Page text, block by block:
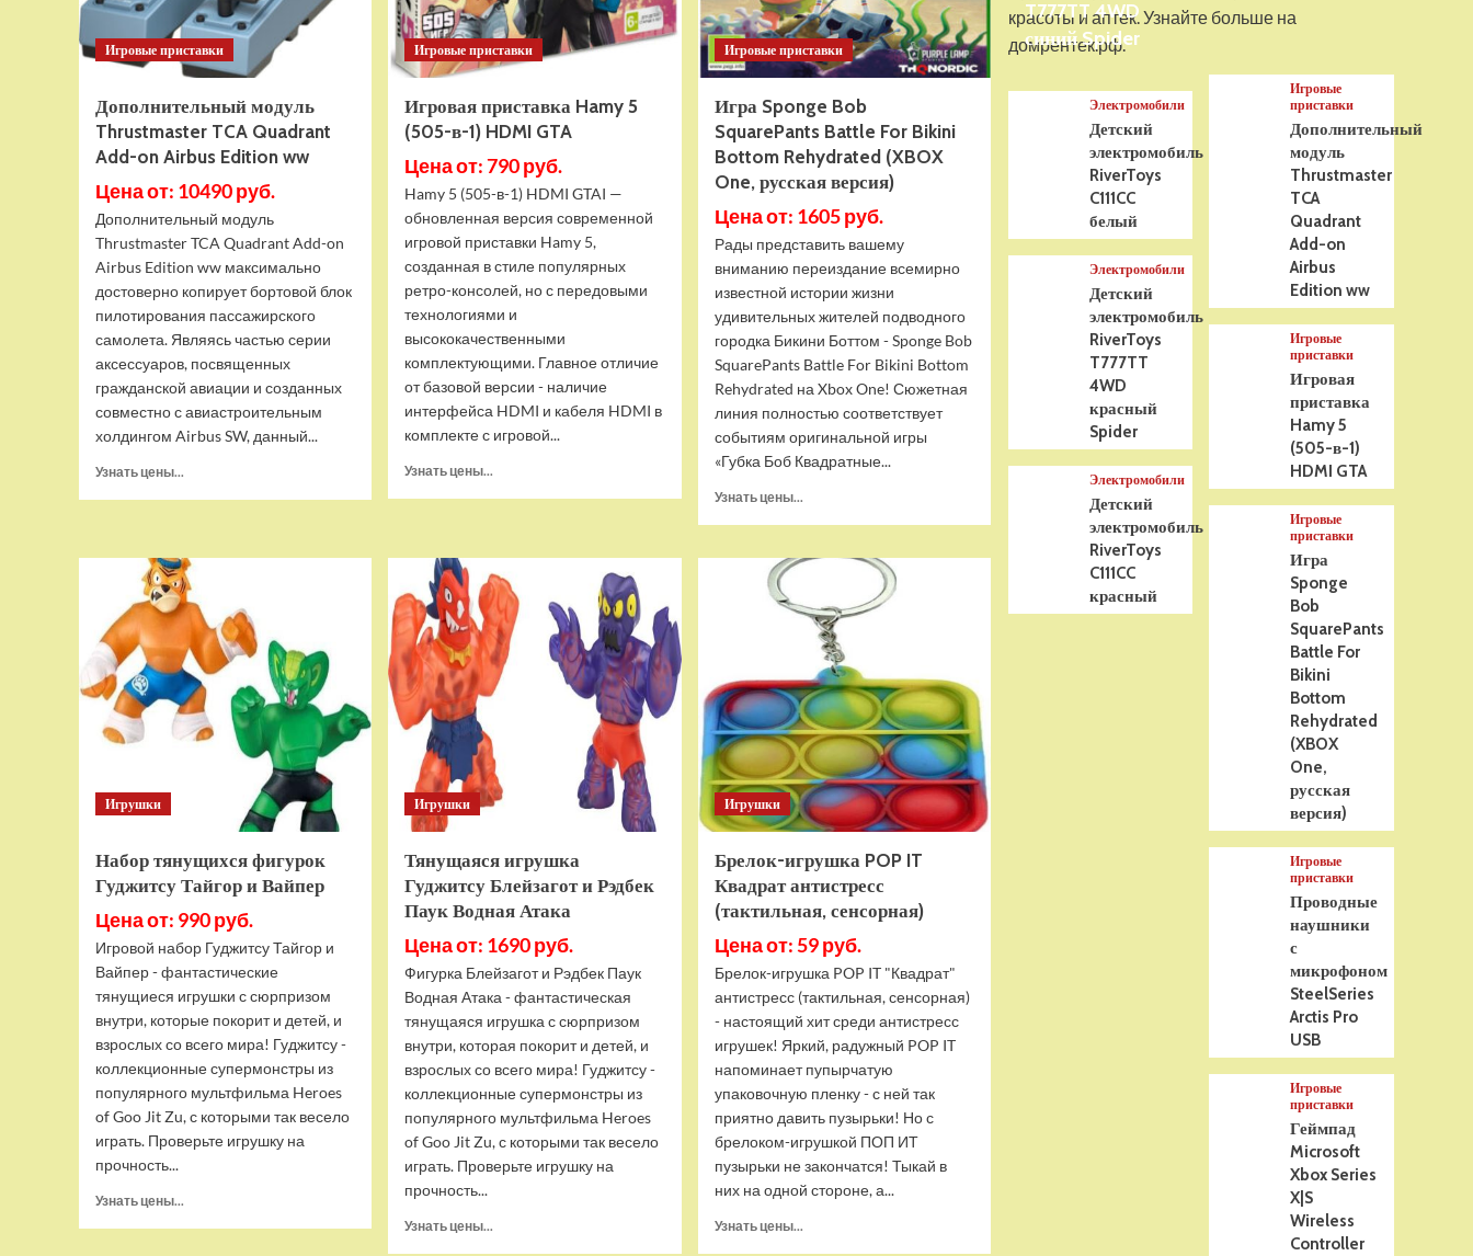
5
На радиоуправлении
(Германия) HC (для ИК
танкового боя) V3 2.4G
RTR, TG3848-1HC-IR3.0
Игровые приставки
Дополнительный модуль
Thrustmaster TCA Quadrant
Add-on Airbus Edition ww
Цена от: 10490 руб.
Дополнительный модуль
Thrustmaster TCA Quadrant Add-on
Airbus Edition ww максимально
достоверно копирует бортовой блок
пилотирования пассажирского
самолета. Являясь частью серии
аксессуаров, посвященных
гражданской авиации и созданных
совместно с авиастроительным
холдингом Airbus SW, данный...
Узнать цены...
Thrustmaster
TCA
Quadrant
Add-
on
Airbus
Edition
ww
Игровые приставки
Игровая приставка Hamy 5
(505-в-1) HDMI GTA
Цена от: 790 руб.
Hamy 5 (505-в-1) HDMI GTAI —
обновленная версия современной
игровой приставки Hamy 5,
созданная в стиле популярных
ретро-консолей, но с передовыми
технологиями и
высококачественными
комплектующими. Главное отличие
от базовой версии - наличие
интерфейса HDMI и кабеля HDMI в
комплекте с игровой...
Узнать цены...
Hamy
5
(505-
в-1)
HDMI
GTA
Игровые приставки
Игра Sponge Bob
SquarePants Battle For Bikini
Bottom Rehydrated (XBOX
One, русская версия)
Цена от: 1605 руб.
Рады представить вашему
вниманию переиздание всемирно
известной истории жизни
удивительных жителей подводного
городка Бикини Боттом - Sponge Bob
SquarePants Battle For Bikini Bottom
Rehydrated на Xbox One! Сюжетная
линия полностью соответствует
событиям оригинальной игры
«Губка Боб Квадратные...
Узнать цены...
Игра
SquarePants
Battle
Bikini
Bottom
Rehydrated
(XBOX
One,
русская
версия)
Игрушки
Набор тянущихся фигурок
Гуджитсу Тайгор и Вайпер
Цена от: 990 руб.
Игровой набор Гуджитсу Тайгор и
Вайпер - фантастические
тянущиеся игрушки с сюрпризом
внутри, которые покорит и детей, и
взрослых со всего мира! Гуджитсу -
коллекционные супермонстры из
популярного мультфильма Heroes
of Goo Jit Zu, с которыми так весело
играть. Проверьте игрушку на
прочность...
Узнать цены...
Игрушки
Тянущаяся игрушка
Гуджитсу Блейзагот и Рэдбек
Паук Водная Атака
Цена от: 1690 руб.
Фигурка Блейзагот и Рэдбек Паук
Водная Атака - фантастическая
тянущаяся игрушка с сюрпризом
внутри, которая покорит и детей, и
взрослых со всего мира! Гуджитсу -
коллекционные супермонстры из
популярного мультфильма Heroes
of Goo Jit Zu, с которыми так весело
играть. Проверьте игрушку на
прочность...
Узнать цены...
Игрушки
Брелок-игрушка POP IT
Квадрат антистресс
(тактильная, сенсорная)
Цена от: 59 руб.
Брелок-игрушка POP IT "Квадрат"
антистресс (тактильная, сенсорная)
- настоящий хит среди антистресс
игрушек! Яркий, радужный POP IT
напоминает пупырчатую
упаковочную пленку - с ней так
приятно давить пузырьки! Но с
брелоком-игрушкой ПОП ИТ
пузырьки не закончатся! Тыкай в
них на одной стороне, а...
Узнать цены...
красоты и аптек. Узнайте больше на
домрентек.рф.
T777TT 4WD
синий Spider
Электромобили
Детский
электромобиль
RiverToys
C111CC
белый
Электромобили
Детский
электромобиль
RiverToys
T777TT
4WD
красный
Spider
Электромобили
Детский
электромобиль
RiverToys
C111CC
красный
Игровые
приставки
Дополнительный
модуль
Thrustmaster
TCA
Quadrant
Add-on
Airbus
Edition ww
Игровые
приставки
Игровая
приставка
Hamy 5
(505-в-1)
HDMI GTA
Игровые
приставки
Игра
Sponge
Bob
SquarePants
Battle For
Bikini
Bottom
Rehydrated
(XBOX
One,
русская
версия)
Игровые
приставки
Проводные
наушники
с
микрофоном
SteelSeries
Arctis Pro
USB
Игровые
приставки
Геймпад
Microsoft
Xbox Series
X|S
Wireless
Controller